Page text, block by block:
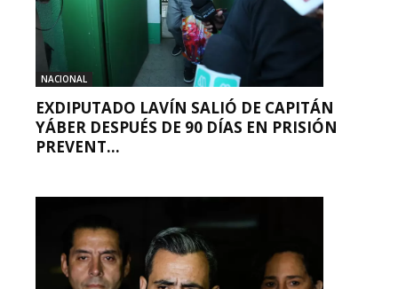
NACIONAL
EXDIPUTADO LAVÍN SALIÓ DE CAPITÁN
YÁBER DESPUÉS DE 90 DÍAS EN PRISIÓN
PREVENT...